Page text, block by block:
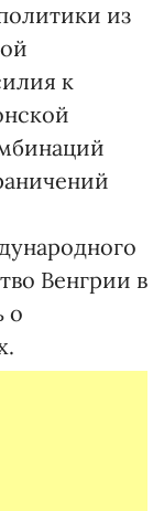
из
к
Венгрии в
о